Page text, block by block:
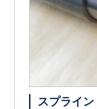
スプライン